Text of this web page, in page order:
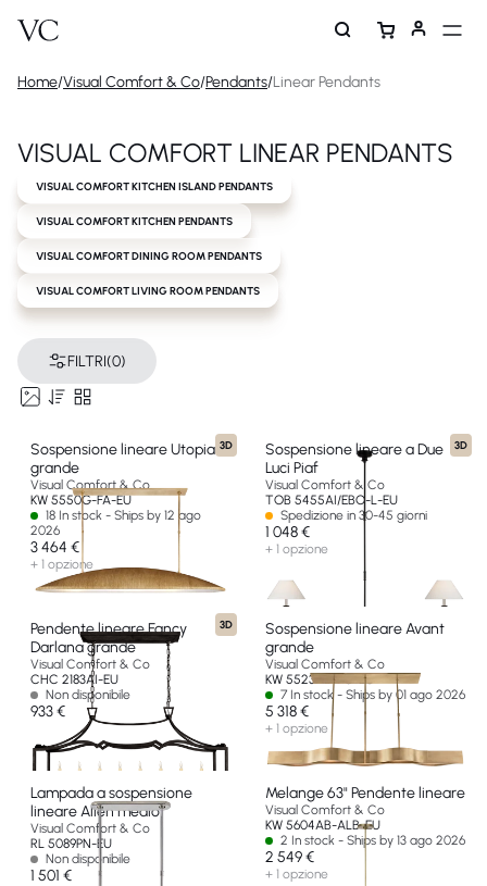
Home/Visual Comfort & Co/Pendants/Linear Pendants
VISUAL COMFORT LINEAR PENDANTS
VISUAL COMFORT KITCHEN ISLAND PENDANTS
VISUAL COMFORT KITCHEN PENDANTS
VISUAL COMFORT DINING ROOM PENDANTS
VISUAL COMFORT LIVING ROOM PENDANTS
FILTRI(0)
3D
Sospensione lineare Utopia
grande
Visual Comfort & Co
KW 5550G-FA-EU
18 In stock - Ships by 12 ago
2026
3 464 €
+ 1 opzione
3D
Sospensione lineare a Due
Luci Piaf
Visual Comfort & Co
TOB 5455AI/EBO-L-EU
Spedizione in 30-45 giorni
1 048 €
+ 1 opzione
3D
Pendente lineare Fancy
Darlana grande
Visual Comfort & Co
CHC 2183AI-EU
Non disponibile
933 €
Sospensione lineare Avant
grande
Visual Comfort & Co
KW 5523AB-FG-EU
7 In stock - Ships by 01 ago 2026
5 318 €
+ 1 opzione
Lampada a sospensione
lineare Allen medio
Visual Comfort & Co
RL 5089PN-EU
Non disponibile
1 501 €
Melange 63" Pendente lineare
Visual Comfort & Co
KW 5604AB-ALB-EU
2 In stock - Ships by 13 ago 2026
2 549 €
+ 1 opzione